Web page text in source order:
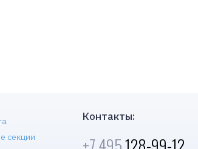
секции
Контакты: